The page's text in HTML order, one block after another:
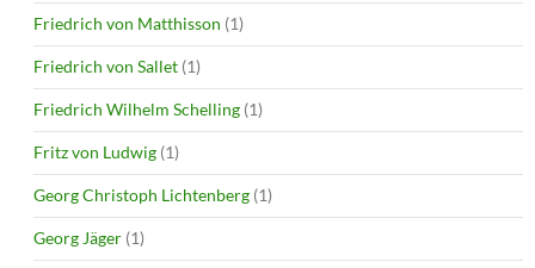
Friedrich von Matthisson (1)
Friedrich von Sallet (1)
Friedrich Wilhelm Schelling (1)
Fritz von Ludwig (1)
Georg Christoph Lichtenberg (1)
Georg Jäger (1)